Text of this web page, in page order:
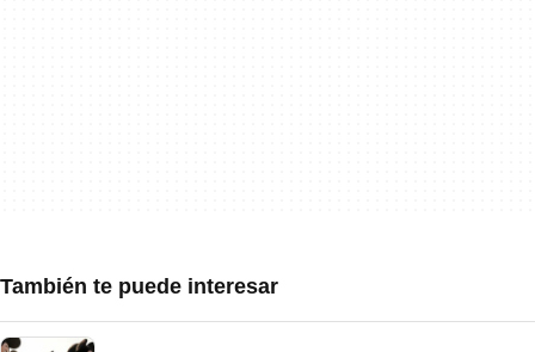
También te puede interesar